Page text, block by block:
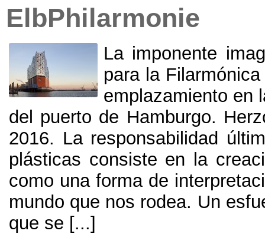
ElbPhilarmonie
La imponente
para la
emplazamiento en
del puerto de Hamburgo.
2016. La responsabilidad
plásticas consiste en la
como una forma de
mundo que nos rodea. Un
que se [...]